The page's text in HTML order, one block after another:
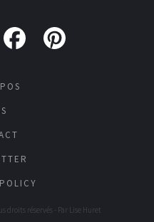
droits réservés - Par Lise Huret